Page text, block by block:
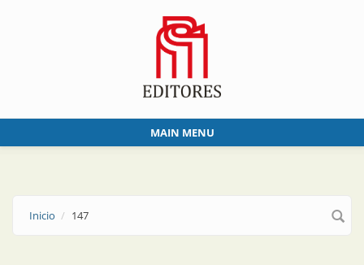
MAIN MENU
Inicio 147